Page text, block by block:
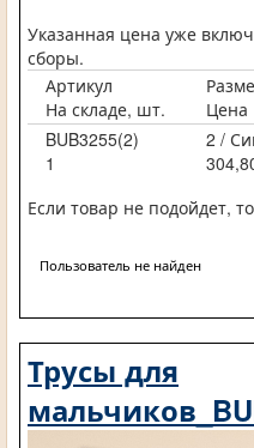
Указанная цена уже
сборы.
Артикул
На складе, шт.
Цена
BUB3255(2)
2 /
1
Если товар не подойдет,
Пользователь не найден
Трусы для